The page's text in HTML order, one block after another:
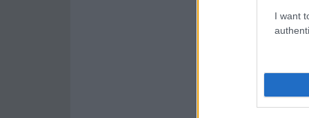
I want